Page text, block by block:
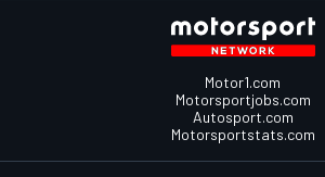
Motor1.com
Motorsportjobs.com
Autosport.com
Motorsportstats.com